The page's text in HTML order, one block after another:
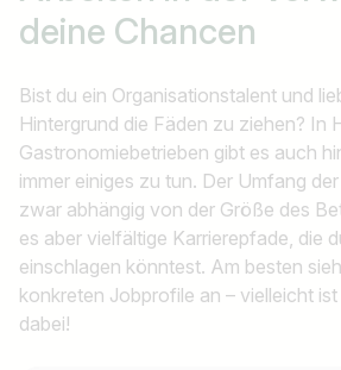
deine Chancen
Bist du ein Organisationstalent und
Hintergrund die Fäden zu ziehen? In
Gastronomiebetrieben gibt es auch
immer einiges zu tun. Der Umfang
zwar abhängig von der Größe des
es aber vielfältige Karrierepfade, die
einschlagen könntest. Am besten
konkreten Jobprofile an – vielleicht
dabei!